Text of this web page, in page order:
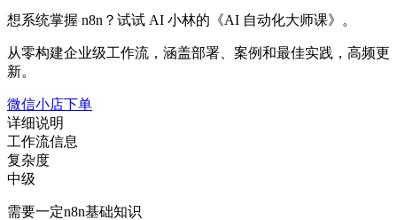
想系统掌握 n8n？试试 AI 小林的《AI 自动化大师课》。
从零构建企业级工作流，涵盖部署、案例和最佳实践，高频更
新。
微信小店下单
详细说明
工作流信息
复杂度
中级
需要一定n8n基础知识